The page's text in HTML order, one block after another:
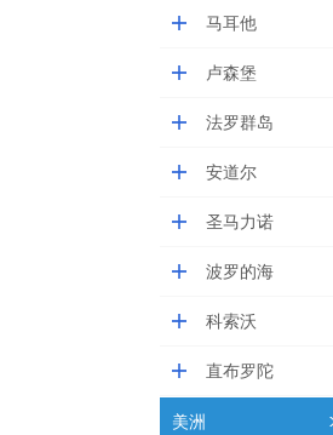
马耳他
卢森堡
法罗群岛
安道尔
圣马力诺
波罗的海
科索沃
直布罗陀
美洲